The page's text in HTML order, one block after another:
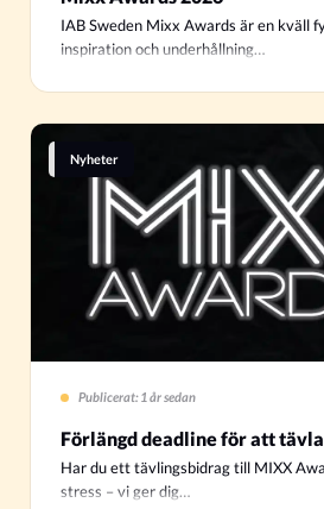
IAB Sweden Mixx Awards är en kväll
inspiration och underhållning…
Nyheter
Publicerat: 1 år sedan
Förlängd deadline för att
Har du ett tävlingsbidrag till MIXX
stress – vi ger dig…